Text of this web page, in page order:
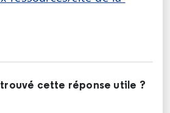
cette réponse utile ?